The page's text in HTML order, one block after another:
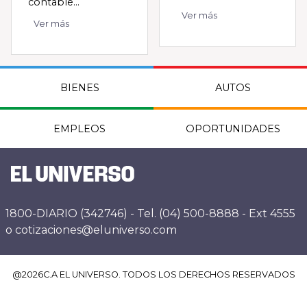
Ver más
Ver más
BIENES AUTOS
EMPLEOS OPORTUNIDADES
1800-DIARIO (342746) - Tel. (04) 500-8888 - Ext 4555
o cotizaciones@eluniverso.com
@2026C.A EL UNIVERSO. TODOS LOS DERECHOS RESERVADOS